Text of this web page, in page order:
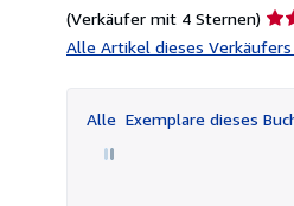
(Verkäufer mit 4 Sternen)
4
Alle Artikel dieses
Alle Exemplare dieses